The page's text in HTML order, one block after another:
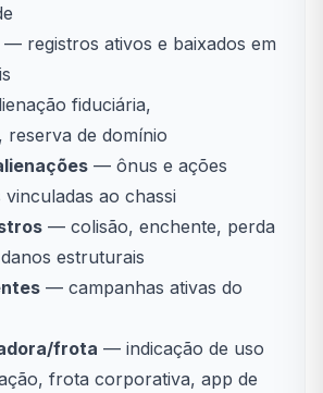
— registros ativos e baixados em
fiduciária,
reserva de domínio
— ônus e ações
vinculadas ao chassi
— colisão, enchente, perda
estruturais
— campanhas ativas do
frota — indicação de uso
frota corporativa, app de